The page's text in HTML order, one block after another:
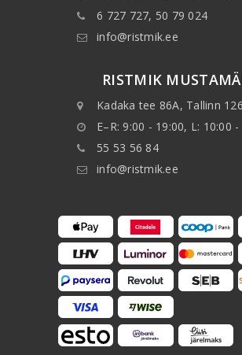
6 727 727, 50 79 024
info@ristmik.ee
RISTMIK
Kadaka tee 86A, Tallinn
E–R: 9:00 - 19:00, L: 10:00
55 53 56 84
info@ristmik.ee